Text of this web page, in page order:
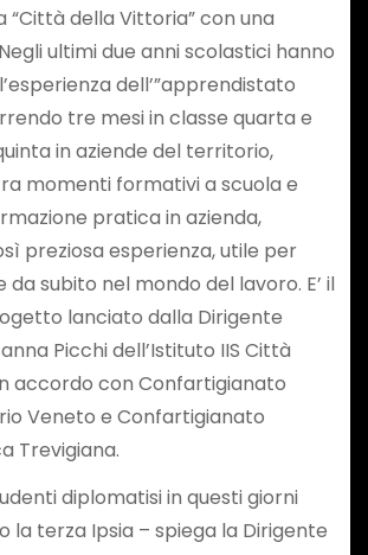
“Città della Vittoria” con una
ultimi due anni scolastici hanno
dell’”apprendistato
tre mesi in classe quarta e
in aziende del territorio,
momenti formativi a scuola e
pratica in azienda,
preziosa esperienza, utile per
subito nel mondo del lavoro. E’ il
lanciato dalla Dirigente
Picchi dell’Istituto IIS Città
accordo con Confartigianato
Veneto e Confartigianato
Trevigiana.
diplomatisi in questi giorni
la terza Ipsia – spiega la Dirigente